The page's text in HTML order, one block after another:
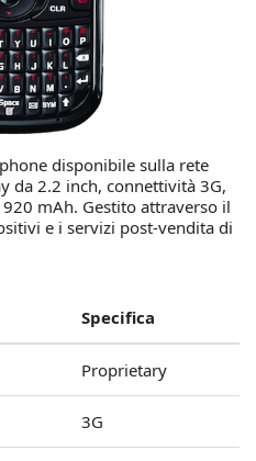
disponibile sulla rete
da 2.2 inch, connettività 3G,
mAh. Gestito attraverso il
e i servizi post-vendita di
Specifica
Proprietary
3G